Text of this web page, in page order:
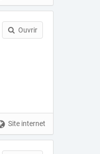
Ouvrir
Site internet